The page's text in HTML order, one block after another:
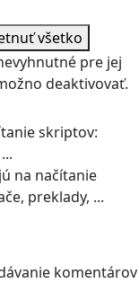
všetko
pre jej
deaktivovať.
skriptov:
na načítanie
preklady, ...
komentárov